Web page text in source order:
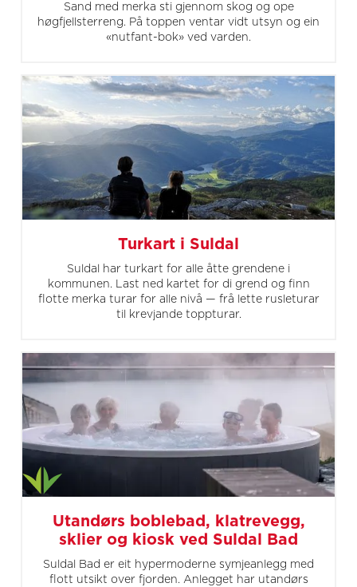
Sand med merka sti gjennom skog og ope
høgfjellsterreng. På toppen ventar vidt utsyn og ein
«nutfant-bok» ved varden.
Turkart i Suldal
Suldal har turkart for alle åtte grendene i
kommunen. Last ned kartet for di grend og finn
flotte merka turar for alle nivå — frå lette rusleturar
til krevjande toppturar.
Utandørs boblebad, klatrevegg,
sklier og kiosk ved Suldal Bad
Suldal Bad er eit hypermoderne symjeanlegg med
flott utsikt over fjorden. Anlegget har utandørs